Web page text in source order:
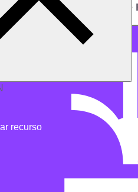
más en el nuevo
recurso